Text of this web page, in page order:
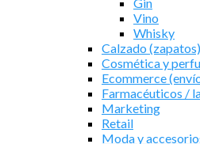
Vino
Whisky
Calzado (zapatos)
Cosmética y
Ecommerce
Farmacéuticos /
Marketing
Retail
Moda y